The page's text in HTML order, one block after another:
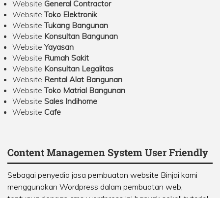
Website General Contractor
WebsiteToko Elektronik
WebsiteTukang Bangunan
Website Konsultan Bangunan
WebsiteYayasan
Website Rumah Sakit
Website Konsultan Legalitas
Website Rental Alat Bangunan
WebsiteToko Matrial Bangunan
Website Sales Indihome
Website Cafe
Content Managemen System User Friendly
Sebagai penyedia jasa pembuatan website Binjai kami
menggunakan Wordpress dalam pembuatan web,